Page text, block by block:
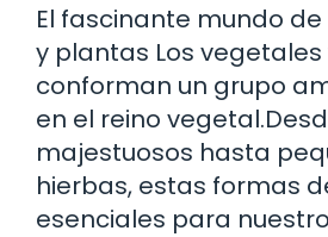
El fascinante mundo
y plantas Los
conforman un grupo
en el reino
majestuosos hasta
hierbas, estas formas
esenciales para